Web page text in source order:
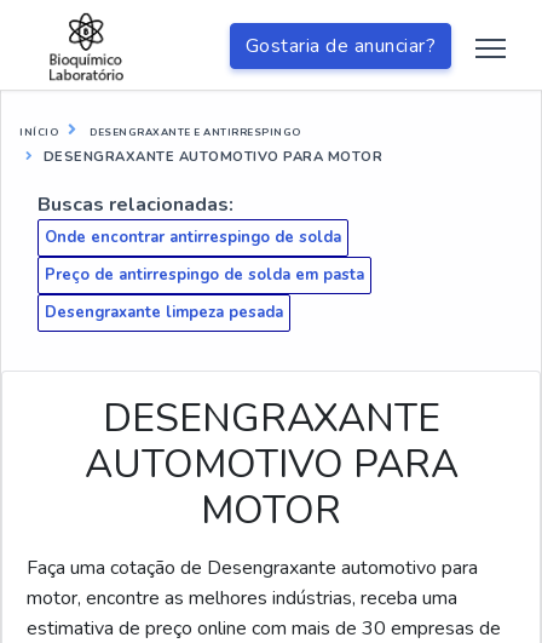
Gostaria de anunciar?
INÍCIO DESENGRAXANTE E ANTIRRESPINGO
DESENGRAXANTE AUTOMOTIVO PARA MOTOR
Buscas relacionadas:
Onde encontrar antirrespingo de solda
Preço de antirrespingo de solda em pasta
Desengraxante limpeza pesada
DESENGRAXANTE
AUTOMOTIVO PARA
MOTOR
Faça uma cotação de Desengraxante automotivo para
motor, encontre as melhores indústrias, receba uma
estimativa de preço online com mais de 30 empresas de